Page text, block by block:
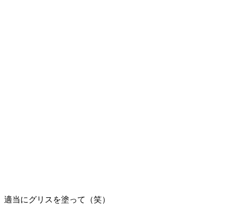
適当にグリスを塗って（笑）